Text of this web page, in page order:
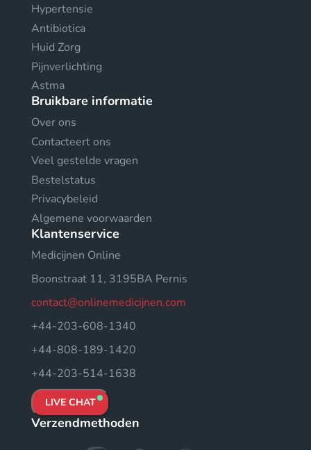
Hypertensie
Antibiotica
Huid Zorg
Pijnverlichting
Astma
Bruikbare informatie
Over ons
Contacteert ons
Veel gestelde vragen
Bestelstatus
Privacybeleid
Algemene voorwaarden
Klantenservice
Medicijnen Online
Boonstraat 11, 3195BA Pernis
contact@onlinemedicijnen.com
+44-203-608-1340
+44-808-189-1420
+44-203-514-1638
LIVE CHAT
Verzendmethoden